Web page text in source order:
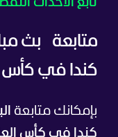
متابعة بث
كندا في كأس العالم 2026
بإمكانك متابعة
كندا في كأس العالم 2026 لحظة